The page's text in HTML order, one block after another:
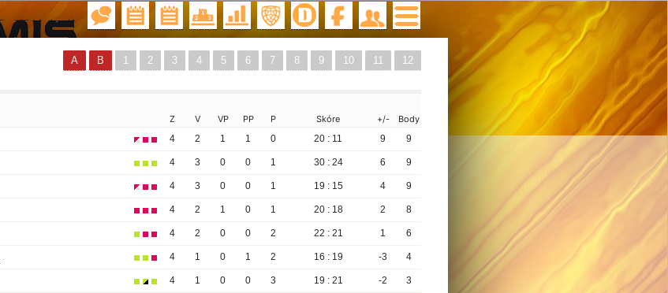
A B 1 2 3 4 5 6 7 8 9 10 11 12
Z V VP PP P Skóre +/-
Body
4 2 1 1 0 20 : 11 9 9
4 3 0 0 1 30 : 24 6 9
4 3 0 0 1 19 : 15 4 9
4 2 1 0 1 20 : 18 2 8
4 2 0 0 2 22 : 21 1 6
4 1 0 1 2 16 : 19 -3 4
4 1 0 0 3 19 : 21 -2 3